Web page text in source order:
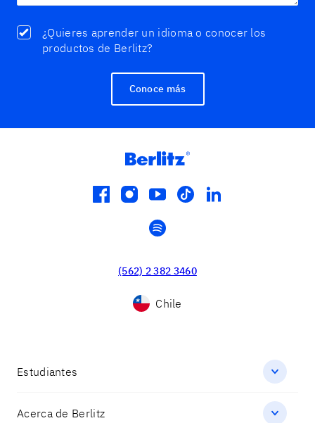
¿Quieres aprender un idioma o conocer los
productos de Berlitz?
Conoce más
facebook
instagram
youtube
tiktoklinkedin
spotify
(562) 2 382 3460
Chile
Estudiantes
Acerca de Berlitz